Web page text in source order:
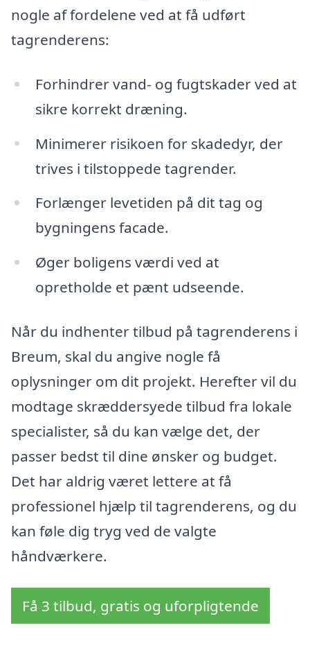
nogle af fordelene ved at få udført
tagrenderens:
Forhindrer vand- og fugtskader ved at
sikre korrekt dræning.
Minimerer risikoen for skadedyr, der
trives i tilstoppede tagrender.
Forlænger levetiden på dit tag og
bygningens facade.
Øger boligens værdi ved at
opretholde et pænt udseende.
Når du indhenter tilbud på tagrenderens i
Breum, skal du angive nogle få
oplysninger om dit projekt. Herefter vil du
modtage skræddersyede tilbud fra lokale
specialister, så du kan vælge det, der
passer bedst til dine ønsker og budget.
Det har aldrig været lettere at få
professionel hjælp til tagrenderens, og du
kan føle dig tryg ved de valgte
håndværkere.
Få 3 tilbud, gratis og uforpligtende